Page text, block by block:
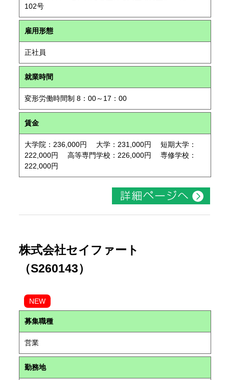
102号
雇用形態
正社員
就業時間
変形労働時間制 8：00～17：00
賃金
大学院：236,000円 大学：231,000円 短期大学：
222,000円 高等専門学校：226,000円 専修学校：
222,000円
株式会社セイファート
（S260143）
NEW
募集職種
営業
勤務地